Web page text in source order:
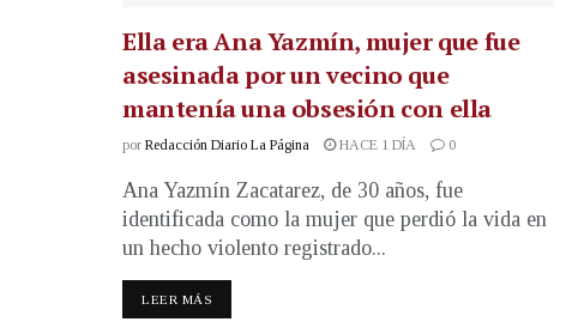
Ella era Ana Yazmín, mujer que fue
asesinada por un vecino que
mantenía una obsesión con ella
por Redacción Diario La Página HACE 1 DÍA 0
Ana Yazmín Zacatarez, de 30 años, fue
identificada como la mujer que perdió la vida en
un hecho violento registrado...
LEER MÁS